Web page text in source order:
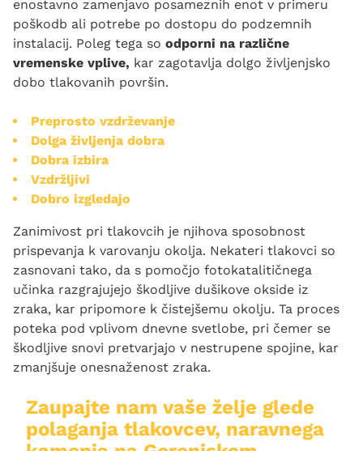
enostavno zamenjavo posameznih enot v primeru
poškodb ali potrebe po dostopu do podzemnih
instalacij. Poleg tega so odporni na različne
vremenske vplive, kar zagotavlja dolgo življenjsko
dobo tlakovanih površin.
Preprosto vzdrževanje
Dolga življenja dobra
Dobra izbira
Vzdržljivi
Dobro izgledajo
Zanimivost pri tlakovcih je njihova sposobnost
prispevanja k varovanju okolja. Nekateri tlakovci so
zasnovani tako, da s pomočjo fotokatalitičnega
učinka razgrajujejo škodljive dušikove okside iz
zraka, kar pripomore k čistejšemu okolju. Ta proces
poteka pod vplivom dnevne svetlobe, pri čemer se
škodljive snovi pretvarjajo v nestrupene spojine, kar
zmanjšuje onesnaženost zraka. ​
Zaupajte nam vaše želje glede
polaganja tlakovcev, naravnega